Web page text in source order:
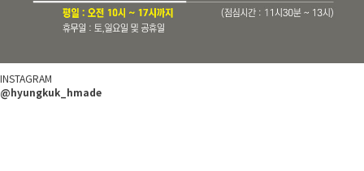
INSTAGRAM
@hyungkuk_hmade